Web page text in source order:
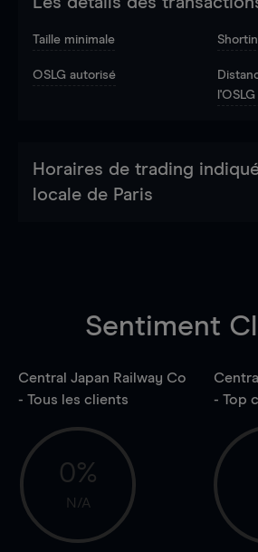
Taille minimale
OSLG autorisé
l'OSLG
Horaires de trading
locale de Paris
Sentiment
Central Japan Railway Co
- Tous les clients
0%
N/A
- Top